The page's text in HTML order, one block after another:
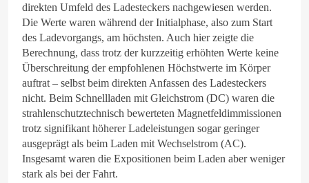
direkten Umfeld des Ladesteckers nachgewiesen werden.
Die Werte waren während der Initialphase, also zum Start
des Ladevorgangs, am höchsten. Auch hier zeigte die
Berechnung, dass trotz der kurzzeitig erhöhten Werte keine
Überschreitung der empfohlenen Höchstwerte im Körper
auftrat – selbst beim direkten Anfassen des Ladesteckers
nicht. Beim Schnellladen mit Gleichstrom (DC) waren die
strahlenschutztechnisch bewerteten Magnetfeldimmissionen
trotz signifikant höherer Ladeleistungen sogar geringer
ausgeprägt als beim Laden mit Wechselstrom (AC).
Insgesamt waren die Expositionen beim Laden aber weniger
stark als bei der Fahrt.